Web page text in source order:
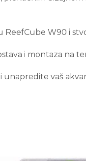
ReefCube W90 i
i montaza na
unapredite vaš